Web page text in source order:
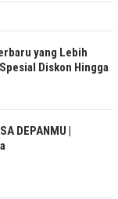
yang Lebih
Diskon Hingga
DEPANMU |